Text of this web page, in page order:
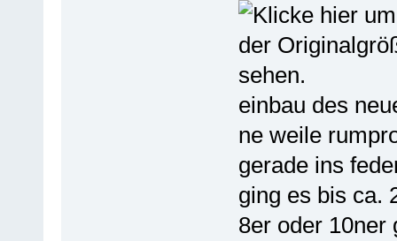
einbau des
ne weile
gerade ins
ging es bis ca.
8er oder 10ner